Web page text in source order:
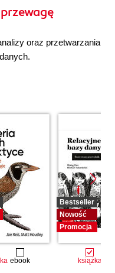
oraz przetwarzania
ebook
Bestseller
Nowość
Promocja
książka